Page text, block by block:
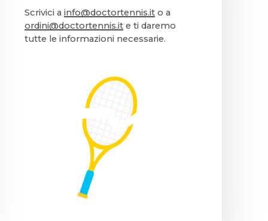
Scrivici ainfo@doctortennis.it o a
ordini@doctortennis.it e ti daremo
tutte le informazioni necessarie.